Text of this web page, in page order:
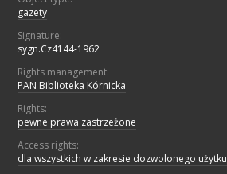
gazety
Signature:
sygn.Cz4144-1962
Rights management:
PAN Biblioteka Kórnicka
Rights:
pewne prawa zastrzeżone
Access rights:
dla wszystkich w zakresie dozwolonego użytku